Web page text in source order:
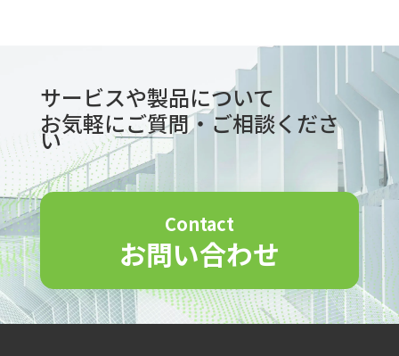
サービスや製品について
お気軽にご質問・ご相談くださ
い
Contact
お問い合わせ